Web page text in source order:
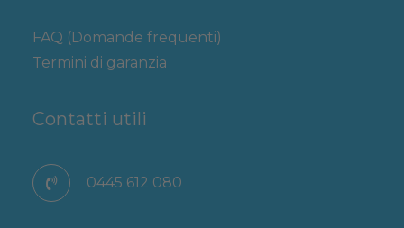
FAQ (Domande frequenti)
Termini di garanzia
Contatti utili
0445 612 080